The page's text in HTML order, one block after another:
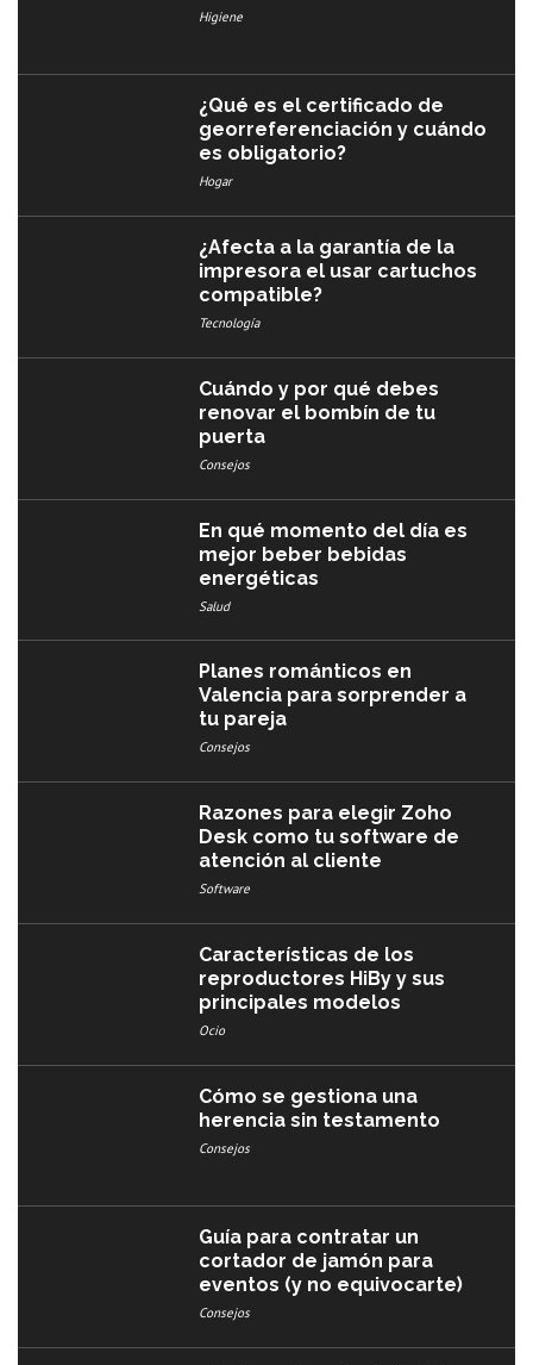
Higiene
¿Qué es el certificado de
georreferenciación y cuándo
es obligatorio?
Hogar
¿Afecta a la garantía de la
impresora el usar cartuchos
compatible?
Tecnología
Cuándo y por qué debes
renovar el bombín de tu
puerta
Consejos
En qué momento del día es
mejor beber bebidas
energéticas
Salud
Planes románticos en
Valencia para sorprender a
tu pareja
Consejos
Razones para elegir Zoho
Desk como tu software de
atención al cliente
Software
Características de los
reproductores HiBy y sus
principales modelos
Ocio
Cómo se gestiona una
herencia sin testamento
Consejos
Guía para contratar un
cortador de jamón para
eventos (y no equivocarte)
Consejos